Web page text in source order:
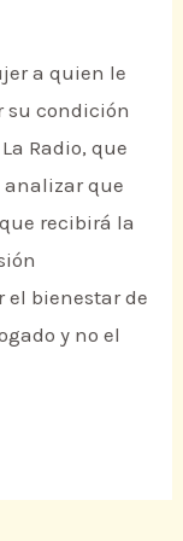
a quien le
su condición
Radio, que
analizar que
recibirá la
el bienestar de
y no el